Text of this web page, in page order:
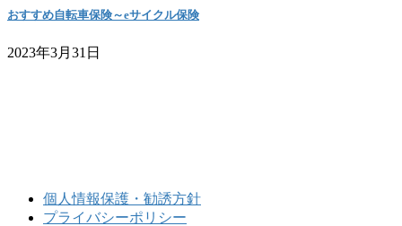
おすすめ自転車保険～eサイクル保険
2023年3月31日
個人情報保護・勧誘方針
プライバシーポリシー